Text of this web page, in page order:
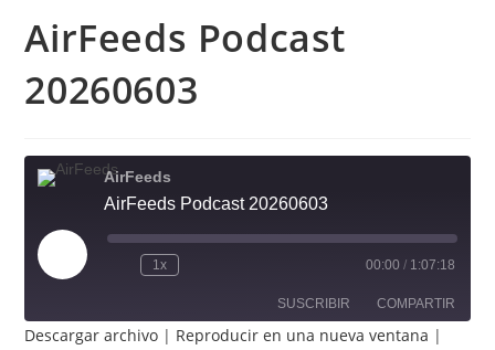
AirFeeds Podcast
20260603
AirFeeds
AirFeeds Podcast 20260603
Reproducir
episodio
1x 00:00 / 1:07:18
SUSCRIBIR COMPARTIR
Descargar archivo | Reproducir en una nueva ventana |